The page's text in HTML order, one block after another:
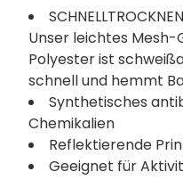
Unser leichtes
Polyester ist
schnell und hemmt
Synthetisches
Chemikalien
Reflektierende
Geeignet für